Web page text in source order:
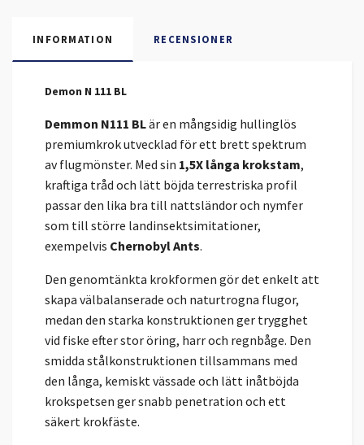
INFORMATION RECENSIONER
Demon N 111 BL
Demmon N111 BLär en mångsidig hullinglös
premiumkrok utvecklad för ett brett spektrum
av flugmönster. Med sin 1,5X långa krokstam,
kraftiga tråd och lätt böjda terrestriska profil
passar den lika bra till nattsländor och nymfer
som till större landinsektsimitationer,
exempelvis Chernobyl Ants.
Den genomtänkta krokformen gör det enkelt att
skapa välbalanserade och naturtrogna flugor,
medan den starka konstruktionen ger trygghet
vid fiske efter stor öring, harr och regnbåge. Den
smidda stålkonstruktionen tillsammans med
den långa, kemiskt vässade och lätt inåtböjda
krokspetsen ger snabb penetration och ett
säkert krokfäste.